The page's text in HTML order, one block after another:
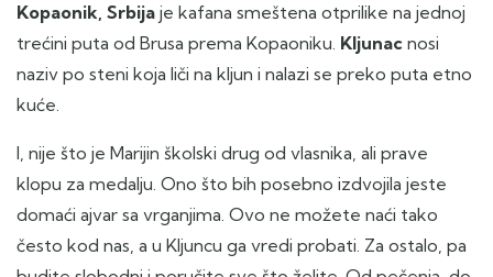
Kopaonik, Srbija je kafana smeštena otprilike na jednoj
trećini puta od Brusa prema Kopaoniku. Kljunac nosi
naziv po steni koja liči na kljun i nalazi se preko puta etno
kuće.
I, nije što je Marijin školski drug od vlasnika, ali prave
klopu za medalju. Ono što bih posebno izdvojila jeste
domaći ajvar sa vrganjima. Ovo ne možete naći tako
često kod nas, a u Kljuncu ga vredi probati. Za ostalo, pa